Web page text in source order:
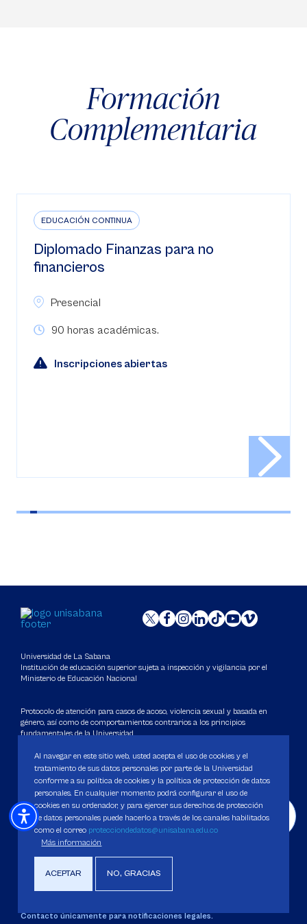
Formación
Complementaria
EDUCACIÓN CONTINUA
Diplomado en Gerencia Estratégica
de Costos y Presupuestos con IA
Presencial
90 horas
Inscripciones abiertas
Universidad de La Sabana
Institución de educación superior sujeta a inspección y vigilancia por el
Ministerio de Educación Nacional
Protocolo de atención para casos de acoso, violencia sexual y basada en
género, así como de comportamientos contrarios a los principios
fundamentales de la Universidad
Carácter Académico: Universidad
DATOS DE CONTACTO
Contact center: (601) 861 5555/ 861 6666
Apartado: 53753, Bogotá.
WhatsApp: +57 3205164838
Correo electrónico para inquietudes generales y servicios de la
Universidad
Contacto únicamente para notificaciones legales.
Al navegar en este sitio web, usted acepta el uso de cookies y el
tratamiento de sus datos personales por parte de la Universidad
conforme a su política de cookies y la política de protección de datos
personales. En cualquier momento podrá configurar el uso de
cookies en su ordenador, y para ejercer sus derechos de protección
de datos personales puede hacerlo a través de los canales habilitados
como el correo protecciondedatos@unisabana.edu.co
Más información
ACEPTAR NO, GRACIAS